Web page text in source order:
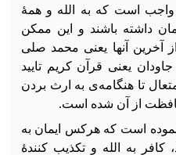
واجب است که به الله و همهٔ
داشته باشند و این ممکن
آخرین آنها یعنی محمد صلی
یعنی قرآن کریم تایید
تا هنگامه‌ی به ارث بردن
از آن شده است.
نموده است که هرکس ایمان به
کافر به الله و تکذیب کنندهٔ